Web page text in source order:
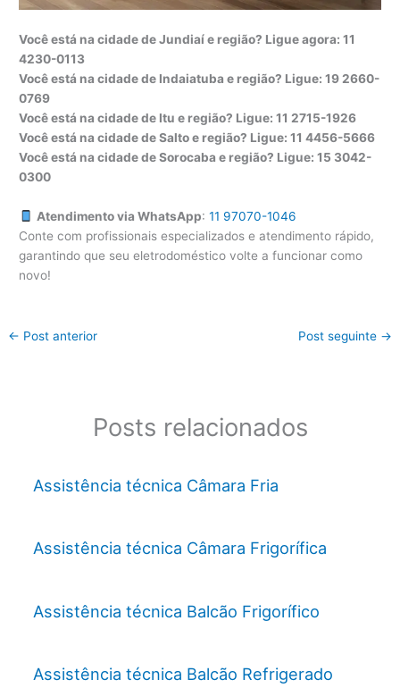
Você está na cidade de Jundiaí e região? Ligue agora: 11
4230-0113
Você está na cidade de Indaiatuba e região? Ligue: 19 2660-
0769
Você está na cidade de Itu e região? Ligue: 11 2715-1926
Você está na cidade de Salto e região? Ligue: 11 4456-5666
Você está na cidade de Sorocaba e região? Ligue: 15 3042-
0300
Atendimento via WhatsApp: 11 97070-1046
Conte com profissionais especializados e atendimento rápido,
garantindo que seu eletrodoméstico volte a funcionar como
novo!
← Post anterior Post seguinte →
Posts relacionados
Assistência técnica Câmara Fria
Assistência técnica Câmara Frigorífica
Assistência técnica Balcão Frigorífico
Assistência técnica Balcão Refrigerado